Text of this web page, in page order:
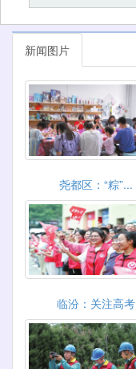
新闻图片
尧都区：“粽”...
临汾：关注高考